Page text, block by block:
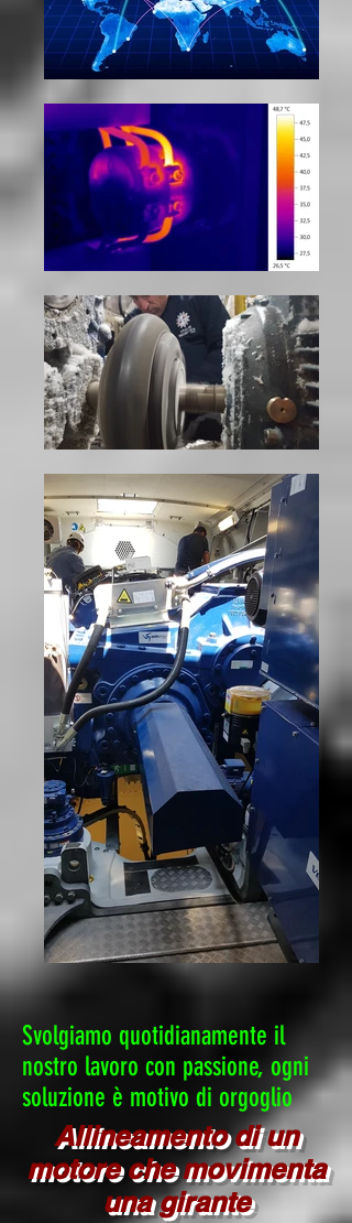
Svolgiamo quotidianamente il
nostro lavoro con passione, ogni
soluzione è motivo di orgoglio
Allineamento di un
motore che movimenta
una girante